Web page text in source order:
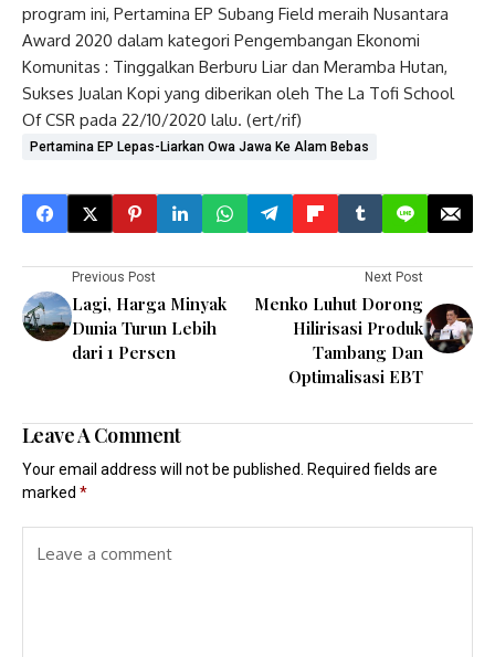
program ini, Pertamina EP Subang Field meraih Nusantara
Award 2020 dalam kategori Pengembangan Ekonomi
Komunitas : Tinggalkan Berburu Liar dan Meramba Hutan,
Sukses Jualan Kopi yang diberikan oleh The La Tofi School
Of CSR pada 22/10/2020 lalu. (ert/rif)
Pertamina EP Lepas-Liarkan Owa Jawa Ke Alam Bebas
Previous Post
Lagi, Harga Minyak
Dunia Turun Lebih
dari 1 Persen
Next Post
Menko Luhut Dorong
Hilirisasi Produk
Tambang Dan
Optimalisasi EBT
Leave A Comment
Your email address will not be published.
Required fields are
marked *